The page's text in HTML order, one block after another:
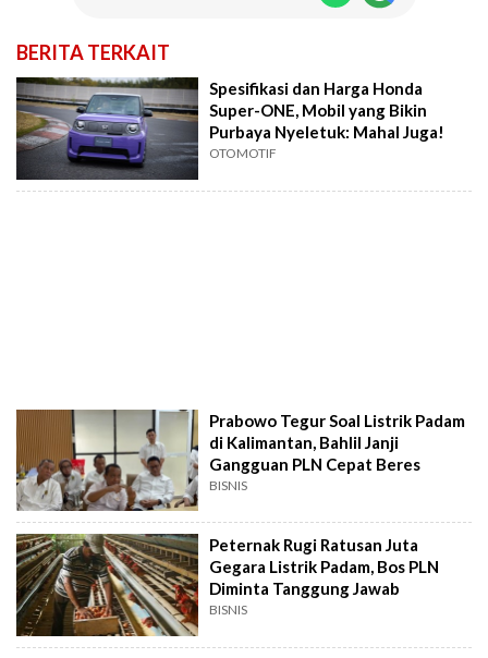
BERITA TERKAIT
Spesifikasi dan Harga Honda
Super-ONE, Mobil yang Bikin
Purbaya Nyeletuk: Mahal Juga!
OTOMOTIF
Prabowo Tegur Soal Listrik Padam
di Kalimantan, Bahlil Janji
Gangguan PLN Cepat Beres
BISNIS
Peternak Rugi Ratusan Juta
Gegara Listrik Padam, Bos PLN
Diminta Tanggung Jawab
BISNIS